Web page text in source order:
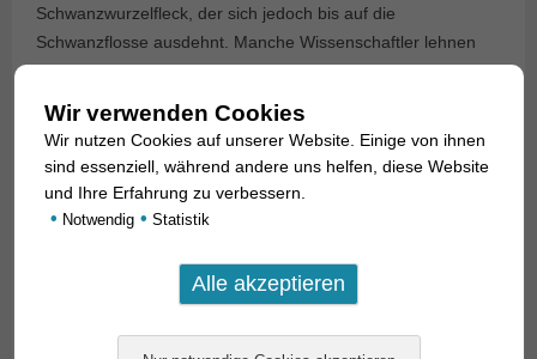
Schwanzwurzelfleck, der sich jedoch bis auf die
Schwanzflosse ausdehnt. Manche Wissenschaftler lehnen
eine Abspaltung der Opsarius-Arten von Barilius ab und
O. bernatziki kann bis über 10 cm Länge heranwachsen,
bleibt aber gewöhnlich deutlich kleiner (7-8 cm). In der Pflege
sind die Opsarius-Arten den Danios der Gattung Devario
angepasst. Man pflegt Opsarius darum in einem Aquarium, in
dem ein Biotop eines Baches oder kleinen Flusses
Wir verwenden Cookies
Wir nutzen Cookies auf unserer Website. Einige von ihnen
sind essenziell, während andere uns helfen, diese Website
und Ihre Erfahrung zu verbessern.
• Notwendig • Statistik